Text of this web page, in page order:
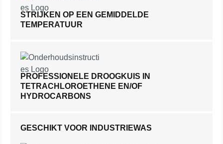
STRIJKEN OP EEN GEMIDDELDE
TEMPERATUUR
PROFESSIONELE DROOGKUIS IN
TETRACHLOROETHENE EN/OF
HYDROCARBONS
GESCHIKT VOOR INDUSTRIEWAS